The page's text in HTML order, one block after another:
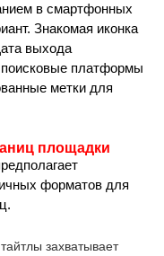
в смартфонных
Знакомая иконка
выхода
платформы
метки для
площадки
форматов для
захватывает